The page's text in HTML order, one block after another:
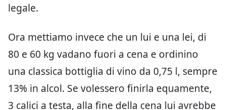
legale.
Ora mettiamo invece che un lui e una lei, di
80 e 60 kg vadano fuori a cena e ordinino
una classica bottiglia di vino da 0,75 l, sempre
13% in alcol. Se volessero finirla equamente,
3 calici a testa, alla fine della cena lui avrebbe